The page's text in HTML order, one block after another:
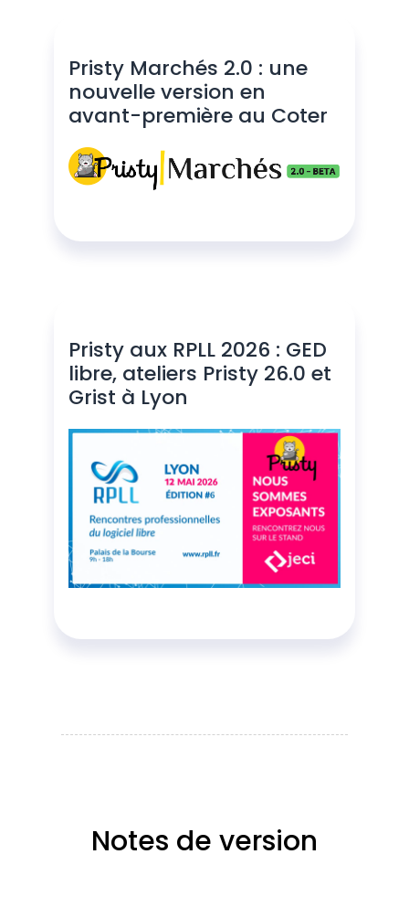
Pristy Marchés 2.0 : une
nouvelle version en
avant-première au Coter
Pristy aux RPLL 2026 : GED
libre, ateliers Pristy 26.0 et
Grist à Lyon
Notes de version